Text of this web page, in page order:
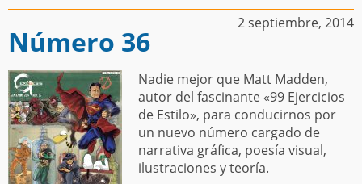
Número 36
2 septiembre, 2014
Nadie mejor que Matt Madden,
autor del fascinante «99 Ejercicios
de Estilo», para conducirnos por
un nuevo número cargado de
narrativa gráfica, poesía visual,
ilustraciones y teoría.